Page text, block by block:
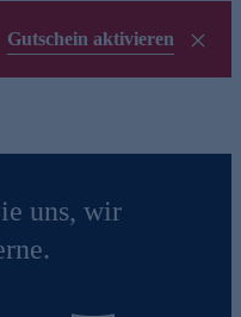
Gutschein aktivieren
uns, wir